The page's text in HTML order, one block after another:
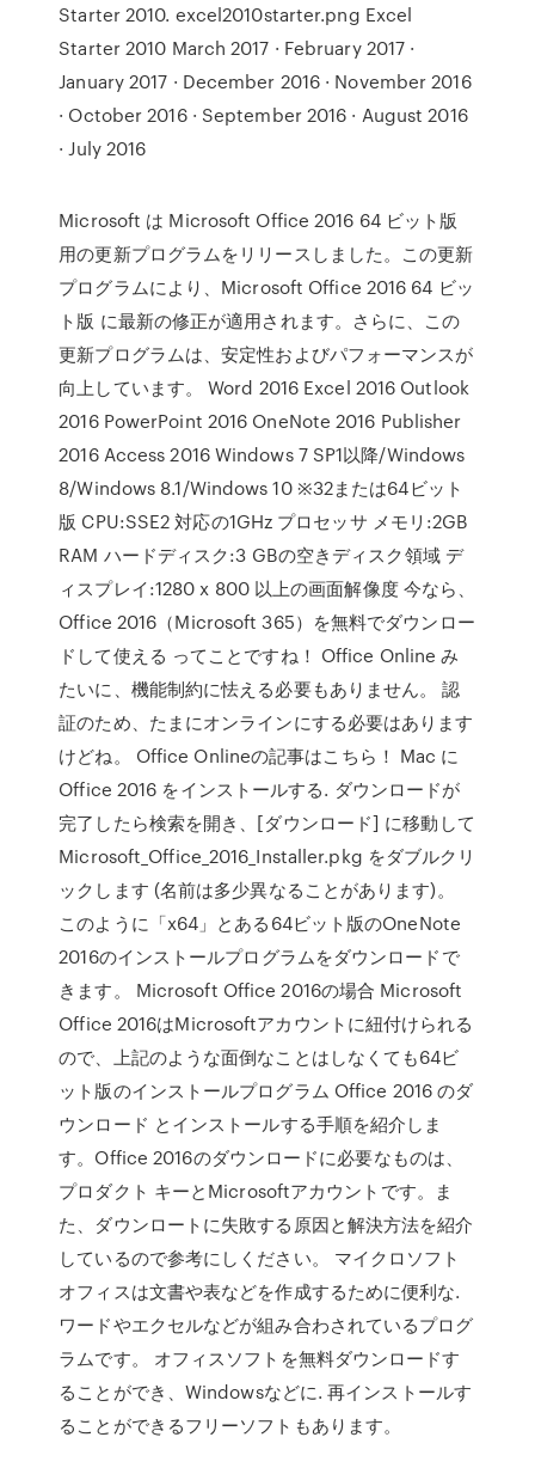
Starter 2010. excel2010starter.png Excel
Starter 2010 March 2017 · February 2017 ·
January 2017 · December 2016 · November 2016
· October 2016 · September 2016 · August 2016
· July 2016
Microsoft は Microsoft Office 2016 64 ビット版
用の更新プログラムをリリースしました。この更新
プログラムにより、Microsoft Office 2016 64 ビッ
ト版 に最新の修正が適用されます。さらに、この
更新プログラムは、安定性およびパフォーマンスが
向上しています。 Word 2016 Excel 2016 Outlook
2016 PowerPoint 2016 OneNote 2016 Publisher
2016 Access 2016 Windows 7 SP1以降/Windows
8/Windows 8.1/Windows 10 ※32または64ビット
版 CPU:SSE2 対応の1GHz プロセッサ メモリ:2GB
RAM ハードディスク:3 GBの空きディスク領域 デ
ィスプレイ:1280 x 800 以上の画面解像度 今なら、
Office 2016（Microsoft 365）を無料でダウンロー
ドして使える ってことですね！ Office Online み
たいに、機能制約に怯える必要もありません。 認
証のため、たまにオンラインにする必要はあります
けどね。 Office Onlineの記事はこちら！ Mac に
Office 2016 をインストールする. ダウンロードが
完了したら検索を開き、[ダウンロード] に移動して
Microsoft_Office_2016_Installer.pkg をダブルクリ
ックします (名前は多少異なることがあります)。
このように「x64」とある64ビット版のOneNote
2016のインストールプログラムをダウンロードで
きます。 Microsoft Office 2016の場合 Microsoft
Office 2016はMicrosoftアカウントに紐付けられる
ので、上記のような面倒なことはしなくても64ビ
ット版のインストールプログラム Office 2016 のダ
ウンロード とインストールする手順を紹介しま
す。Office 2016のダウンロードに必要なものは、
プロダクト キーとMicrosoftアカウントです。ま
た、ダウンロートに失敗する原因と解決方法を紹介
しているので参考にしください。 マイクロソフト
オフィスは文書や表などを作成するために便利な.
ワードやエクセルなどが組み合わされているプログ
ラムです。 オフィスソフトを無料ダウンロードす
ることができ、Windowsなどに. 再インストールす
ることができるフリーソフトもあります。